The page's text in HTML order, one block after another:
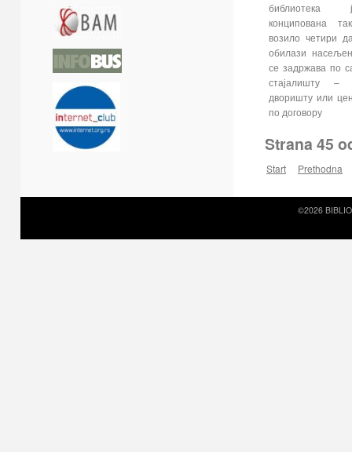
библиотека
конципована
возило четири
обилази
се задржава по
стајалишту –
дворишту или
по договору
Strana 45
Start Prethodna
©2026